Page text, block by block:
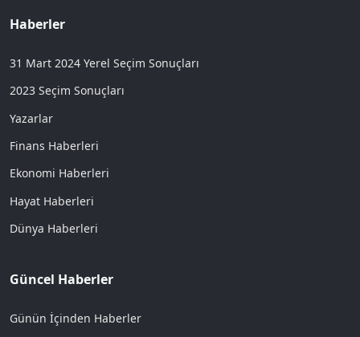
Haberler
31 Mart 2024 Yerel Seçim Sonuçları
2023 Seçim Sonuçları
Yazarlar
Finans Haberleri
Ekonomi Haberleri
Hayat Haberleri
Dünya Haberleri
Güncel Haberler
Günün İçinden Haberler